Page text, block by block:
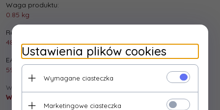
Waga produktu:
0.85 kg
Realizacja zamówienia:
48 godzin
EAN:
5901500506038
Wysyłka:
Wysyłka gratis!
Ustawienia plików cookies
Wymagane ciasteczka
Marketingowe ciasteczka